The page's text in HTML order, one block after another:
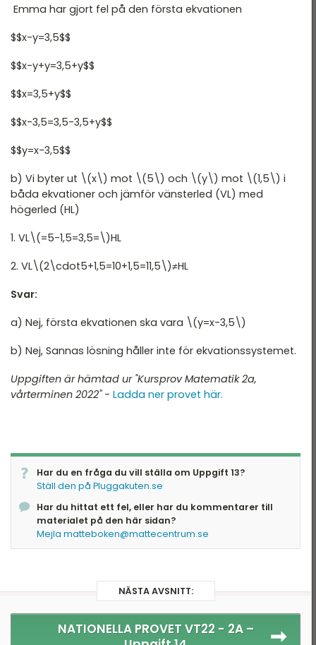
Emma har gjort fel på den första ekvationen
$$x-y=3,5$$
$$x-y+y=3,5+y$$
$$x=3,5+y$$
$$x-3,5=3,5-3,5+y$$
$$y=x-3,5$$
b) Vi byter ut \(x\) mot \(5\) och \(y\) mot \(1,5\) i
båda ekvationer och jämför vänsterled (VL) med
högerled (HL)
1. VL\(=5-1,5=3,5=\)HL
2. VL\(2\cdot5+1,5=10+1,5=11,5\)≠HL
Svar:
a) Nej, första ekvationen ska vara \(y=x-3,5\)
b) Nej, Sannas lösning håller inte för ekvationssystemet.
Uppgiften är hämtad ur "Kursprov Matematik 2a,
vårterminen 2022" - Ladda ner provet här.
Har du en fråga du vill ställa om Uppgift 13?
Ställ den på Pluggakuten.se
Har du hittat ett fel, eller har du kommentarer till
materialet på den här sidan?
Mejla matteboken@mattecentrum.se
NÄSTA AVSNITT:
NATIONELLA PROVET VT22 - 2A –